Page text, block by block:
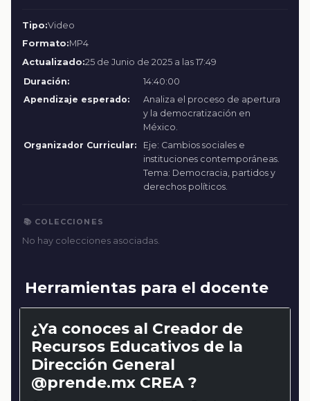
Tipo:Video
Formato:MP4
Actualizado:25 de Junio de 2025 a las 17:49
Duración:
14:40:00
Apendizaje esperado:
Analiza el proceso de apertura
y la democratización en
México.
Organizador Curricular:
Eje: Cambios sociales e
instituciones contemporáneas.
Tema: Democracia, partidos y
derechos políticos.
📚 COLECCIONES
No hay colecciones asociadas.
Herramientas para el docente
¿Ya conoces al Creador de
Recursos Educativos de la
Dirección General
@prende.mx CREA ?